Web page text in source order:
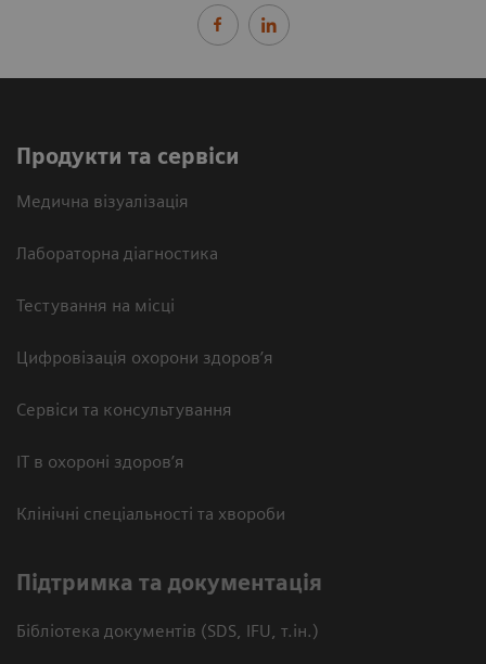
Продукти та сервіси
Медична візуалізація
Лабораторна діагностика
Тестування на місці
Цифровізація охорони здоров’я
Сервіси та консультування
ІТ в охороні здоров’я
Клінічні спеціальності та хвороби
Підтримка та документація
Бібліотека документів (SDS, IFU, т.ін.)